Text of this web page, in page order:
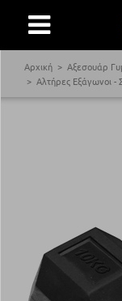
Αρχική Αξεσουάρ
Αλτήρες Εξάγωνοι -